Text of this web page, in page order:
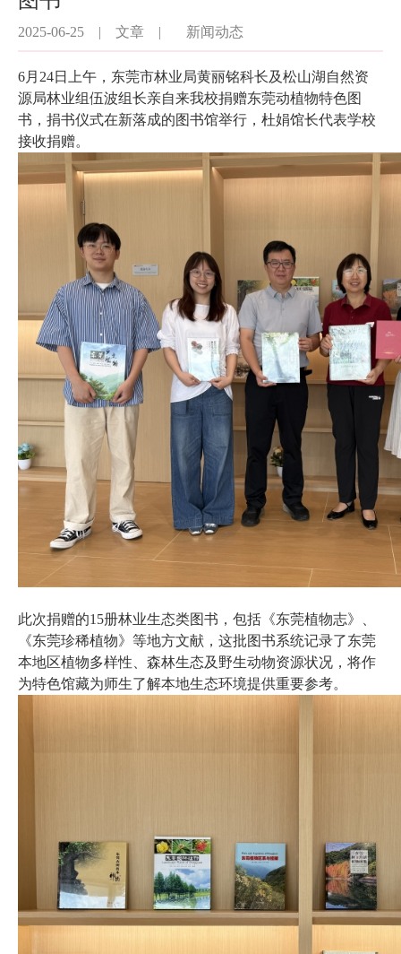
2025-06-25 | 文章 | 新闻动态
6月24日上午，东莞市林业局黄丽铭科长及松山湖自然资
源局林业组伍波组长亲自来我校捐赠东莞动植物特色图
书，捐书仪式在新落成的图书馆举行，杜娟馆长代表学校
接收捐赠。
此次捐赠的15册林业生态类图书，包括《东莞植物志》、
《东莞珍稀植物》等地方文献，这批图书系统记录了东莞
本地区植物多样性、森林生态及野生动物资源状况，将作
为特色馆藏为师生了解本地生态环境提供重要参考。